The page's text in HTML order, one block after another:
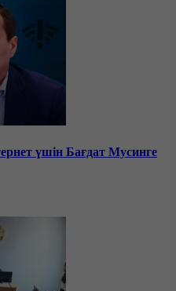
үшін Бағдат Мусинге